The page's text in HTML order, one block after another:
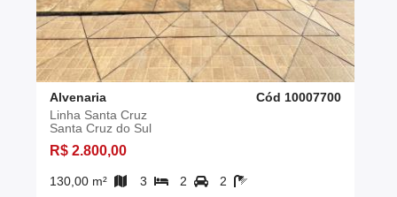
Alvenaria
Cód 10007700
Linha Santa Cruz
Santa Cruz do Sul
R$ 2.800,00
130,00 m² 3 2 2